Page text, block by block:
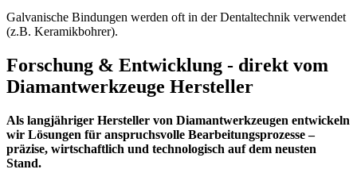
Galvanische Bindungen werden oft in der Dentaltechnik verwendet
(z.B. Keramikbohrer).
Forschung & Entwicklung - direkt vom
Diamantwerkzeuge Hersteller
Als langjähriger Hersteller von Diamantwerkzeugen entwickeln
wir Lösungen für anspruchsvolle Bearbeitungsprozesse –
präzise, wirtschaftlich und technologisch auf dem neusten
Stand.